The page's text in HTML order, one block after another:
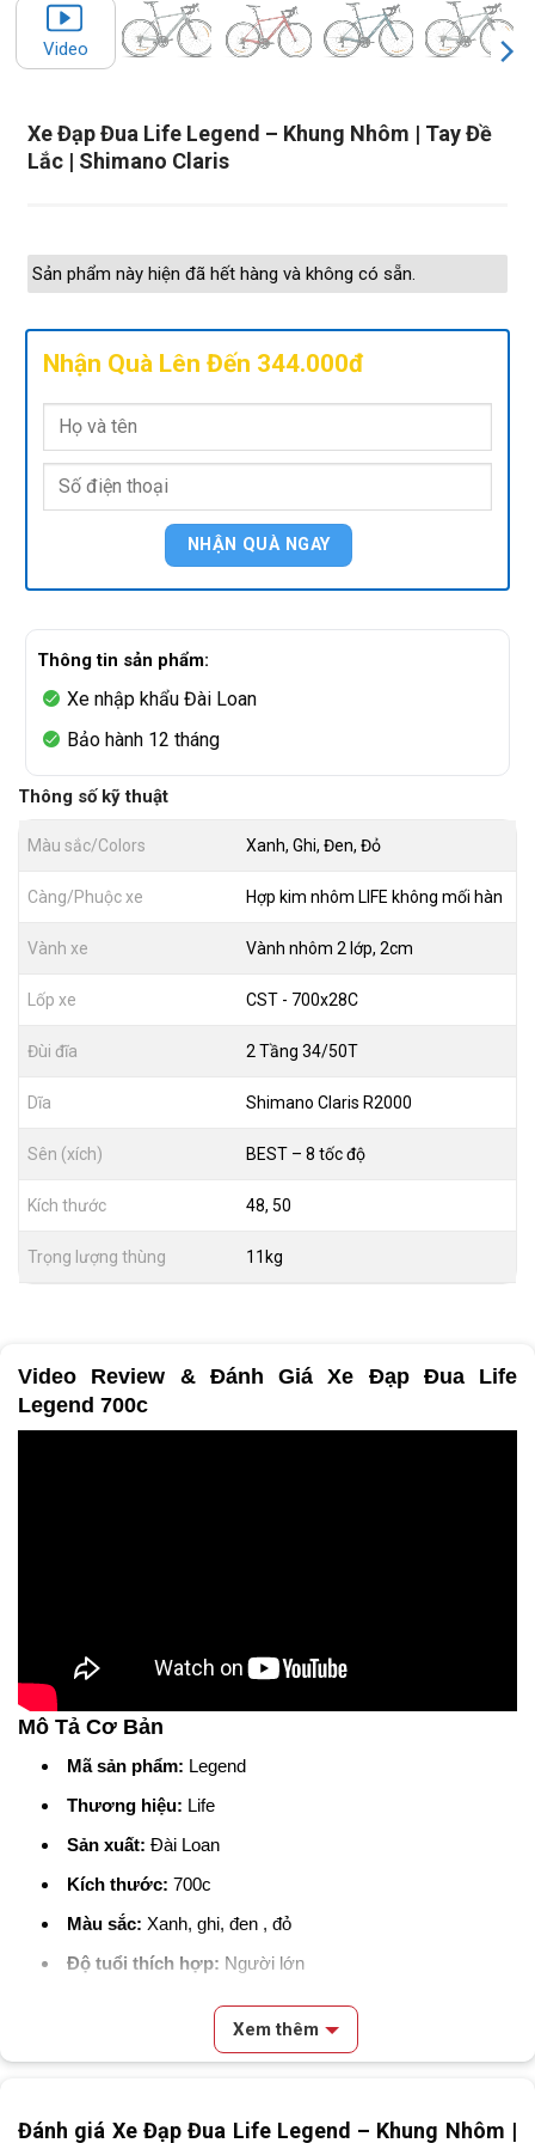
Xe Đạp Đua Life Legend – Khung Nhôm | Tay Đề
Lắc | Shimano Claris
Video
Sản phẩm này hiện đã hết hàng và không có sẵn.
Nhận Quà Lên Đến 344.000đ
Thông tin sản phẩm:
Xe nhập khẩu Đài Loan
Bảo hành 12 tháng
Thông số kỹ thuật
Màu sắc/Colors Xanh, Ghi, Đen, Đỏ
Càng/Phuộc xe Hợp kim nhôm LIFE không mối hàn
Vành xe Vành nhôm 2 lớp, 2cm
Lốp xe CST - 700x28C
Đùi đĩa 2 Tầng 34/50T
Dĩa Shimano Claris R2000
Sên (xích) BEST – 8 tốc độ
Kích thước 48, 50
Trọng lượng thùng 11kg
Video Review & Đánh Giá Xe Đạp Đua Life Legend 700c
Video Review & Đánh Giá Xe Đạp Đua Life
Legend 700c
Mô Tả Cơ Bản
Mã sản phẩm: Legend
Thương hiệu: Life
Sản xuất: Đài Loan
Kích thước: 700c
Màu sắc: Xanh, ghi, đen , đỏ
Độ tuổi thích hợp: Người lớn
Thông Số Kỹ Thuật
Xem thêm
Đánh giá Xe Đạp Đua Life Legend – Khung Nhôm |